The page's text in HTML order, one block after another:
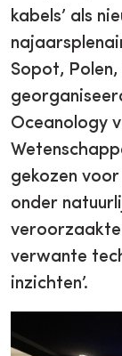
kabels’ als
Sopot,
Oceanology
gekozen
onder
veroorzaakte
verwante
inzichten’.